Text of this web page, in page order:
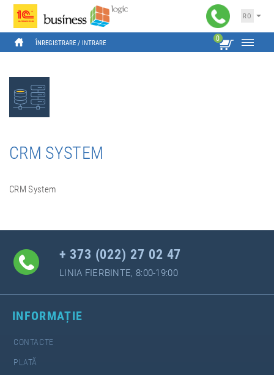
RO
ÎNREGISTRARE / INTRARE
0
CRM SYSTEM
CRM System
+ 373 (022) 27 02 47
LINIA FIERBINTE, 8:00-19:00
INFORMAȚIE
CONTACTE
PLATĂ